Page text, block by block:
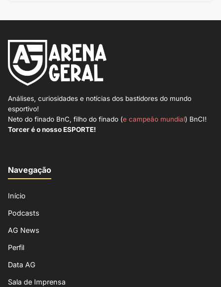
Análises, curiosidades e notícias dos bastidores do mundo
esportivo!
Neto do finado BnC, filho do finado (e campeão mundial) BnCI!
Torcer é o nosso ESPORTE!
Navegação
Início
Podcasts
AG News
Perfil
Data AG
Sala de Imprensa